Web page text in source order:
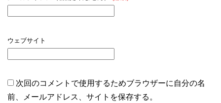
ウェブサイト
次回のコメントで使用するためブラウザーに自分の名
前、メールアドレス、サイトを保存する。